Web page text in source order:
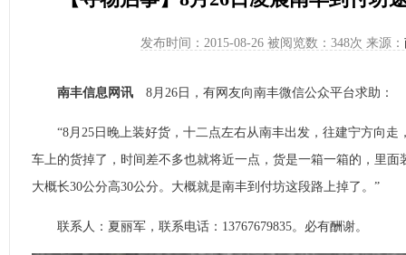
发布时间：2015-08-26 被阅览数： 348次 来源：
南丰信息网讯 8月26日，有网友向南丰微信公众平台求助：
“8月25日晚上装好货，十二点左右从南丰出发，往建宁方向走
车上的货掉了，时间差不多也就将近一点，货是一箱一箱的，里面
大概长30公分高30公分。大概就是南丰到付坊这段路上掉了。”
联系人：夏丽军，联系电话：13767679835。必有酬谢。